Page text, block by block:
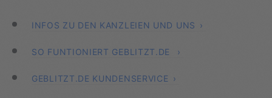
INFOS ZU DEN KANZLEIEN UND UNS
SO FUNTIONIERT GEBLITZT.DE
GEBLITZT.DE KUNDENSERVICE